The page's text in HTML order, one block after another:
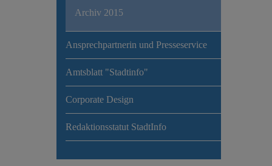
Archiv 2015
Ansprechpartnerin und Presseservice
Amtsblatt "Stadtinfo"
Corporate Design
Redaktionsstatut StadtInfo